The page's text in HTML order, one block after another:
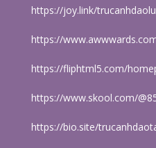
https://joy.link/
https://
https://fliphtml5.com/
https://www.skool.com/
https://bio.site/